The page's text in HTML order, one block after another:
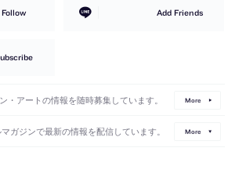
Follow Add Friends
・アートの情報を随時募集しています。 More
ガジンで最新の情報を配信しています。 More